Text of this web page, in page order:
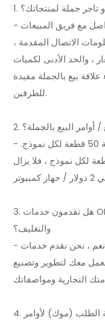
تاجر جملة لمنتجاتك؟
- لبدء شراكة البيع بالجملة ، يمكنك التواصل مع فريق المبيعات
الاتصال المقدمة ،
، والحد الأدنى لكميات
بيع بالجملة مفيدة
للطرفين.
/ أوامر البيع بالجملة؟
- عادة ما يكون موك لأوامر التوزيع / الجملة 50 قطعة لكل نموذج.
كمية طلبك أقل من 50 قطعة لكل نموذج ، فلا يزال
3. هل تقدمون خدمات OEM / ODM للعلامات التجارية المخصصة
والتغليف؟
- نعم ، نحن نقدم خدمات OEM / ODM. إذا كان لديك علامة تجارية
معك لتطوير وتصنيع